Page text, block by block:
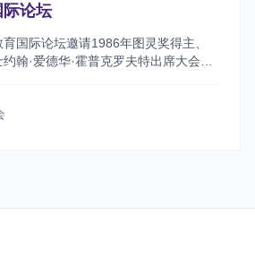
论坛
国际论坛邀请1986年图灵奖得主、
翰·爱德华·霍普克罗夫特出席大会并